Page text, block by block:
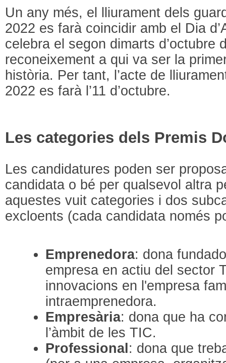
Un any més, el lliurament dels
2022 es farà coincidir amb el Dia
celebra el segon dimarts d’octubre
reconeixement a qui va ser la
història. Per tant, l’acte de
2022 es farà l’11 d’octubre.
Les categories dels Premis
Les candidatures poden ser
candidata o bé per qualsevol altra
aquestes vuit categories i dos
excloents (cada candidata només
Emprenedora: dona
empresa en actiu del sector
innovacions en l'empresa
intraemprenedora.
Empresària: dona que ha
l’àmbit de les TIC.
Professional : dona que